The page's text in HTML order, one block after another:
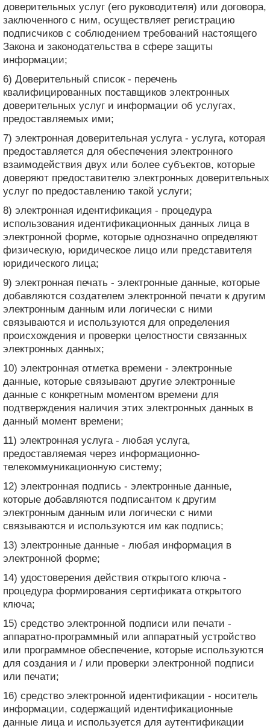
доверительных услуг (его руководителя) или договора,
заключенного с ним, осуществляет регистрацию
подписчиков с соблюдением требований настоящего
Закона и законодательства в сфере защиты
информации;
6) Доверительный список - перечень
квалифицированных поставщиков электронных
доверительных услуг и информации об услугах,
предоставляемых ими;
7) электронная доверительная услуга - услуга, которая
предоставляется для обеспечения электронного
взаимодействия двух или более субъектов, которые
доверяют предоставителю электронных доверительных
услуг по предоставлению такой услуги;
8) электронная идентификация - процедура
использования идентификационных данных лица в
электронной форме, которые однозначно определяют
физическую, юридическое лицо или представителя
юридического лица;
9) электронная печать - электронные данные, которые
добавляются создателем электронной печати к другим
электронным данным или логически с ними
связываются и используются для определения
происхождения и проверки целостности связанных
электронных данных;
10) электронная отметка времени - электронные
данные, которые связывают другие электронные
данные с конкретным моментом времени для
подтверждения наличия этих электронных данных в
данный момент времени;
11) электронная услуга - любая услуга,
предоставляемая через информационно-
телекоммуникационную систему;
12) электронная подпись - электронные данные,
которые добавляются подписантом к другим
электронным данным или логически с ними
связываются и используются им как подпись;
13) электронные данные - любая информация в
электронной форме;
14) удостоверения действия открытого ключа -
процедура формирования сертификата открытого
ключа;
15) средство электронной подписи или печати -
аппаратно-программный или аппаратный устройство
или программное обеспечение, которые используются
для создания и / или проверки электронной подписи
или печати;
16) средство электронной идентификации - носитель
информации, содержащий идентификационные
данные лица и используется для аутентификации